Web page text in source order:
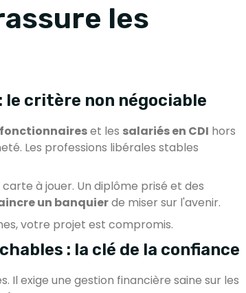
les
critère non négociable
fonctionnaireset les salariés en CDI hors
Les professions libérales stables
à jouer. Un diplôme prisé et des
un banquierde miser sur l'avenir.
votre projet est compromis.
: la clé de la confiance
Il exige une gestion financière saine sur les